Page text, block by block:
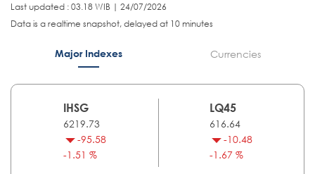
Last updated : 03.18 WIB | 24/07/2026
Data is a realtime snapshot, delayed at 10 minutes
Major Indexes Currencies
IHSG
6219.73
-95.58
-1.51 %
LQ45
616.64
-10.48
-1.67 %